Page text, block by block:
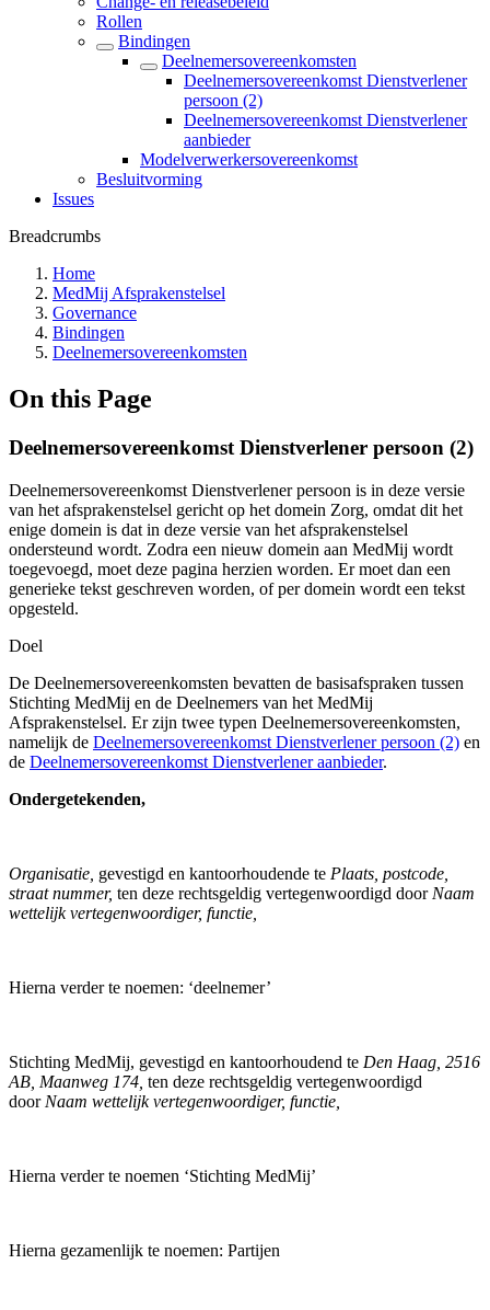
Rollen
Bindingen
Deelnemersovereenkomsten
Deelnemersovereenkomst Dienstverlener
persoon (2)
Deelnemersovereenkomst Dienstverlener
aanbieder
Modelverwerkersovereenkomst
Besluitvorming
Issues
Breadcrumbs
Home
MedMij Afsprakenstelsel
Governance
Bindingen
Deelnemersovereenkomsten
On this Page
Deelnemersovereenkomst Dienstverlener persoon (2)
Deelnemersovereenkomst Dienstverlener persoon is in deze versie
van het afsprakenstelsel gericht op het domein Zorg, omdat dit het
enige domein is dat in deze versie van het afsprakenstelsel
ondersteund wordt. Zodra een nieuw domein aan MedMij wordt
toegevoegd, moet deze pagina herzien worden. Er moet dan een
generieke tekst geschreven worden, of per domein wordt een tekst
opgesteld.
Doel
De Deelnemersovereenkomsten bevatten de basisafspraken tussen
Stichting MedMij en de Deelnemers van het MedMij
Afsprakenstelsel. Er zijn twee typen Deelnemersovereenkomsten,
namelijk de Deelnemersovereenkomst Dienstverlener persoon (2) en
de Deelnemersovereenkomst Dienstverlener aanbieder.
Ondergetekenden,
Organisatie, gevestigd en kantoorhoudende te Plaats, postcode,
straat nummer, ten deze rechtsgeldig vertegenwoordigd door Naam
wettelijk vertegenwoordiger, functie,
Hierna verder te noemen: ‘deelnemer’
Stichting MedMij, gevestigd en kantoorhoudend te Den Haag, 2516
AB, Maanweg 174, ten deze rechtsgeldig vertegenwoordigd
door Naam wettelijk vertegenwoordiger, functie,
Hierna verder te noemen ‘Stichting MedMij’
Hierna gezamenlijk te noemen: Partijen